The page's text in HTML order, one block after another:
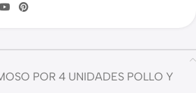
POR 4 UNIDADES POLLO Y